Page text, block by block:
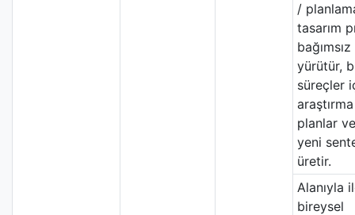
/
tasarım
yürütür,
süreçler
planlar
yeni
üretir.
Alanıyla
bireysel